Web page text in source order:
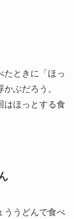
たときに「ほっ
ぶだろう。
はほっとする食
ううどんで食べ